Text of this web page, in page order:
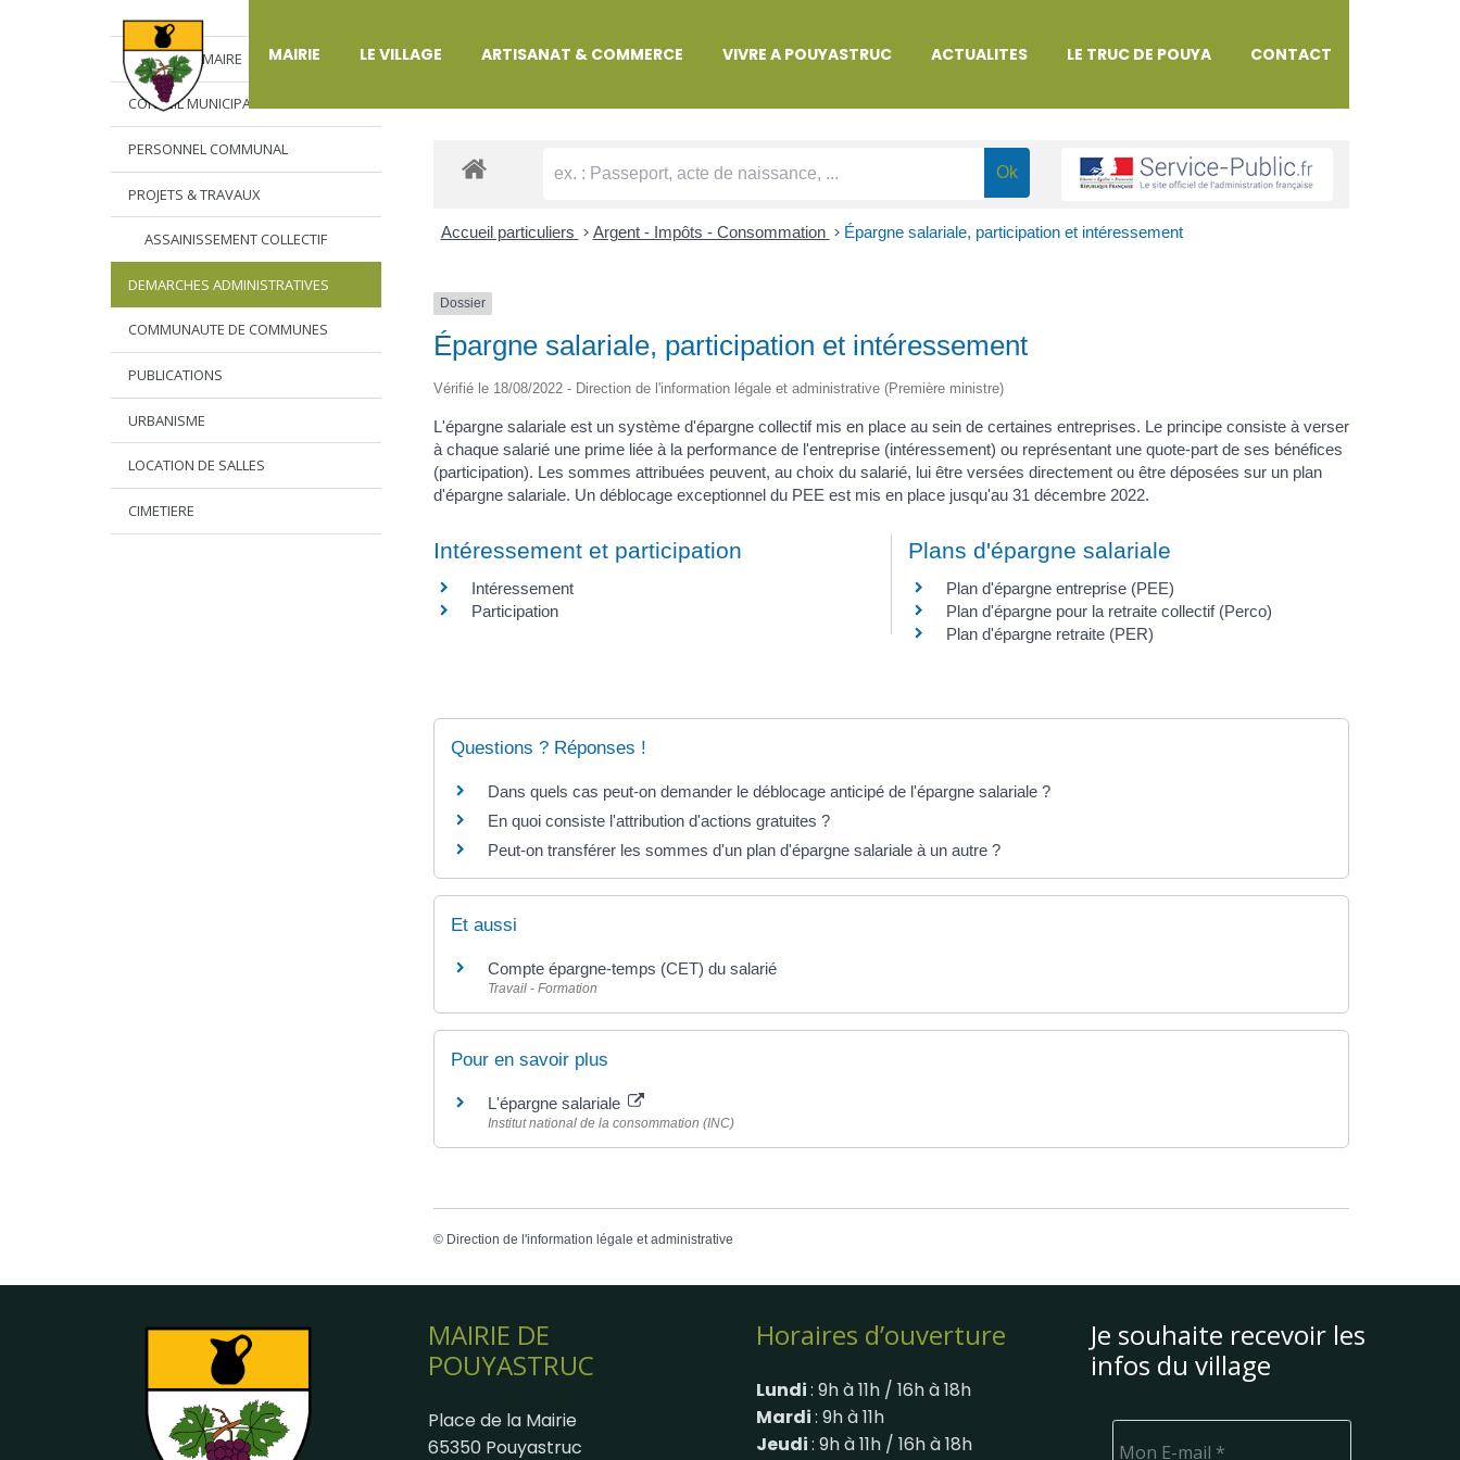
MAIRIE LE VILLAGE ARTISANAT & COMMERCE VIVRE A POUYASTRUC ACTUALITES LE TRUC DE POUYA CONTACT
L’EDITO DU MAIRE
CONSEIL MUNICIPAL
PERSONNEL COMMUNAL
PROJETS & TRAVAUX
ASSAINISSEMENT COLLECTIF
DEMARCHES ADMINISTRATIVES
COMMUNAUTE DE COMMUNES
PUBLICATIONS
URBANISME
LOCATION DE SALLES
CIMETIERE
DÉMARCHES ADMINISTRATIVES
Accueil particuliers > Argent - Impôts - Consommation > Épargne salariale, participation et intéressement
Dossier
Épargne salariale, participation et intéressement
Vérifié le 18/08/2022 - Direction de l'information légale et administrative (Première ministre)
L'épargne salariale est un système d'épargne collectif mis en place au sein de certaines entreprises. Le principe consiste à verser
à chaque salarié une prime liée à la performance de l'entreprise (intéressement) ou représentant une quote-part de ses bénéfices
(participation). Les sommes attribuées peuvent, au choix du salarié, lui être versées directement ou être déposées sur un plan
d'épargne salariale. Un déblocage exceptionnel du PEE est mis en place jusqu'au 31 décembre 2022.
Intéressement et participation
Intéressement
Participation
Plans d'épargne salariale
Plan d'épargne entreprise (PEE)
Plan d'épargne pour la retraite collectif (Perco)
Plan d'épargne retraite (PER)
Questions ? Réponses !
Dans quels cas peut-on demander le déblocage anticipé de l'épargne salariale ?
En quoi consiste l'attribution d'actions gratuites ?
Peut-on transférer les sommes d'un plan d'épargne salariale à un autre ?
Et aussi
Compte épargne-temps (CET) du salarié
Travail - Formation
Pour en savoir plus
L'épargne salariale
Institut national de la consommation (INC)
© Direction de l'information légale et administrative
MAIRIE DE
POUYASTRUC
Place de la Mairie
65350 Pouyastruc
Horaires d’ouverture
Lundi: 9h à 11h / 16h à 18h
Mardi: 9h à 11h
Jeudi: 9h à 11h / 16h à 18h
Je souhaite recevoir les
infos du village